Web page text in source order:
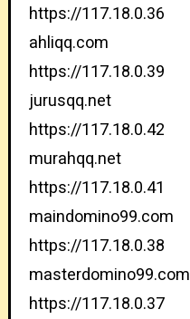
https://117.18.0.36
ahliqq.com
https://117.18.0.39
jurusqq.net
https://117.18.0.42
murahqq.net
https://117.18.0.41
maindomino99.com
https://117.18.0.38
masterdomino99.com
https://117.18.0.37